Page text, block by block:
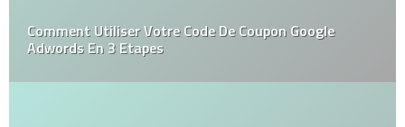
Comment Utiliser Votre Code De Coupon Google
Adwords En 3 Etapes